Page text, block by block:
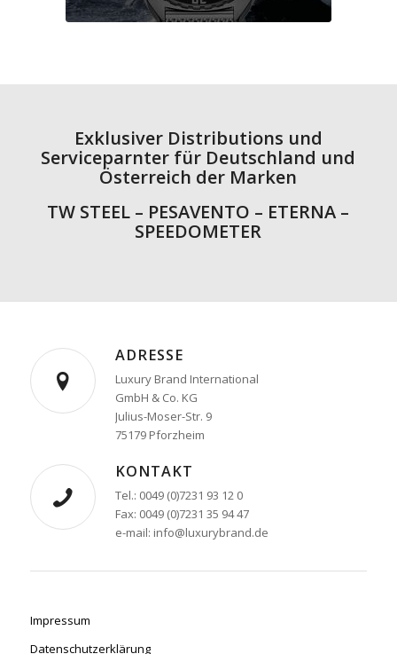
Exklusiver Distributions und
Serviceparnter für Deutschland und
Österreich der Marken
TW STEEL – PESAVENTO – ETERNA –
SPEEDOMETER
ADRESSE
Luxury Brand International
GmbH & Co. KG
Julius-Moser-Str. 9
75179 Pforzheim
KONTAKT
Tel.: 0049 (0)7231 93 12 0
Fax: 0049 (0)7231 35 94 47
e-mail: info@luxurybrand.de
Impressum
Datenschutzerklärung